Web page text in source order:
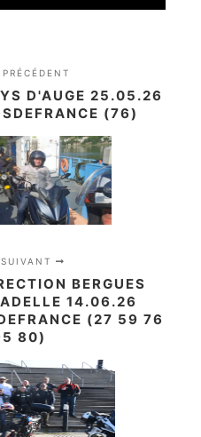
D'AUGE 25.05.26
(76)
SUIVANT
BERGUES
14.06.26
(27 59 76
80)